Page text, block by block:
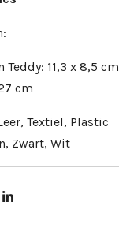
Teddy: 11,3 x 8,5 cm
cm
Textiel, Plastic
Zwart, Wit
S